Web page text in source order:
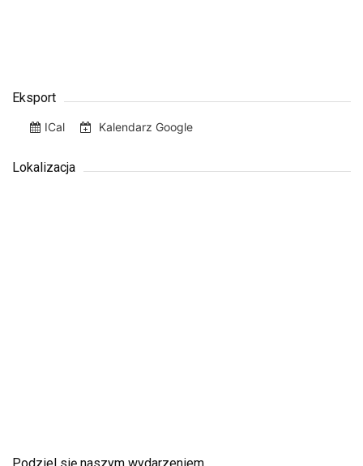
Eksport
ICal Kalendarz Google
Lokalizacja